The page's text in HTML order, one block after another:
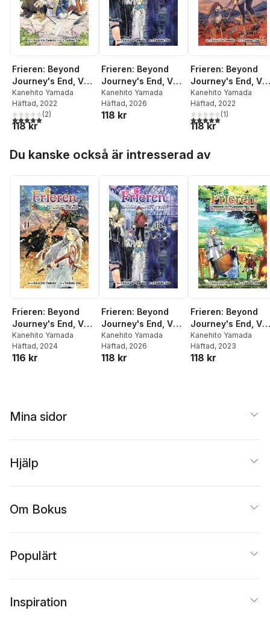
Frieren: Beyond
Journey's End, Vol.
1
Kanehito Yamada
Häftad, 2022
5,0utav 5 stjärnor. Totalt antal röster:
(2)
118 kr
Frieren: Beyond
Journey's End, Vol.
14
Kanehito Yamada
Häftad, 2026
118 kr
Frieren: Beyond
Journey's End,
2
Kanehito Yamada
Häftad, 2022
5,0utav 5 stjärnor.
(1)
118 kr
Du kanske också är intresserad av
Frieren: Beyond
Journey's End, Vol.
11
Kanehito Yamada
Häftad, 2024
116 kr
Frieren: Beyond
Journey's End, Vol.
14
Kanehito Yamada
Häftad, 2026
118 kr
Frieren: Beyond
Journey's End,
7
Kanehito Yamada
Häftad, 2023
118 kr
Mina sidor
Hjälp
Om Bokus
Populärt
Inspiration